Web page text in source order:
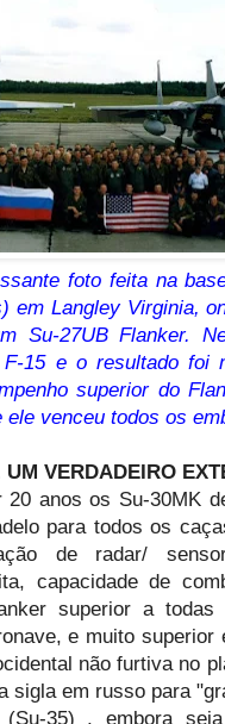
foto feita na
em Langley Virginia,
Su-27UB Flanker.
15 e o resultado foi
superior do
ele venceu todos os
VERDADEIRO
anos os Su-30MK
para todos os
de radar/
capacidade de
superior a
e muito
não furtiva no
sigla em russo para
35) , embora